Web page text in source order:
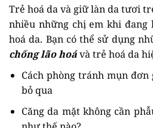
Trẻ hoá da và giữ làn da tươi
nhiều những chị em khi
hoá da. Bạn có thể sử dụng
chống lão hoávà trẻ hoá da
Cách phòng tránh mụn
bỏ qua
Căng da mặt không cần